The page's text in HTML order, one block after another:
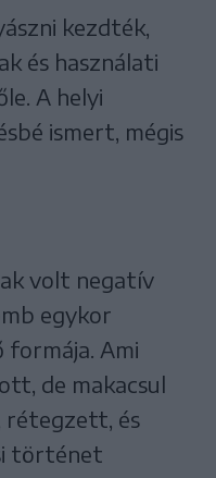
kezdték,
és használati
A helyi
ismert, mégis
volt negatív
egykor
formája. Ami
de makacsul
rétegzett, és
történet